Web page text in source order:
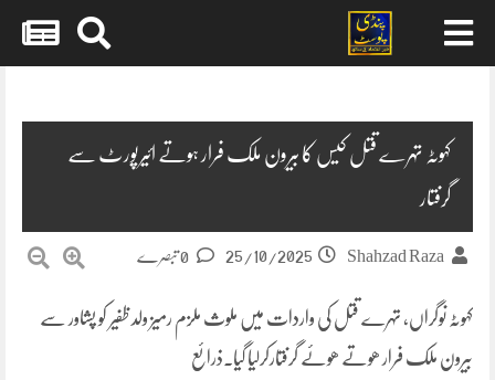
کہوٹہ تہرے قتل کیس کا بیرون ملک فرار ہوتے ائیرپورٹ سے
گرفتار
Shahzad Raza
25/10/2025
کہوٹہ نوگراں, تہرے قتل کی واردات میں ملوث ملزم رمیز ولد ظفیر کو پشاور سے
بیرون ملک فرار ھوتے ھوئے گرفتارکرلیا گیا۔ذرائع